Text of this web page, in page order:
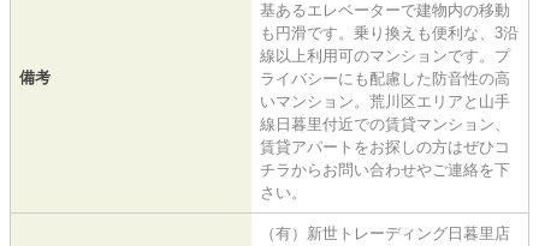
備考
基あるエレベーターで建物内の移動
も円滑です。乗り換えも便利な、3沿
線以上利用可のマンションです。プ
ライバシーにも配慮した防音性の高
いマンション。荒川区エリアと山手
線日暮里付近での賃貸マンション、
賃貸アパートをお探しの方はぜひコ
チラからお問い合わせやご連絡を下
さい。
（有）新世トレーディング日暮里店